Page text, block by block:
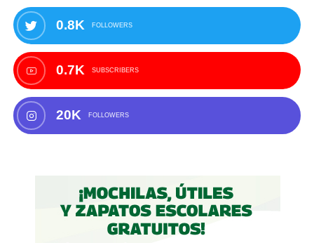
0.8K FOLLOWERS
0.7K SUBSCRIBERS
20K FOLLOWERS